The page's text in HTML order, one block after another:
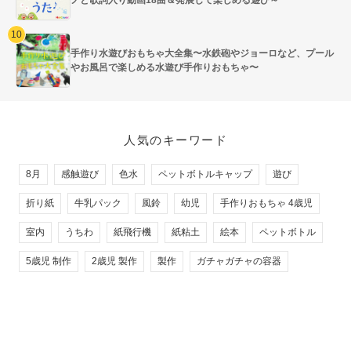
手作り水遊びおもちゃ大全集〜水鉄砲やジョーロなど、プール
やお風呂で楽しめる水遊び手作りおもちゃ〜
人気のキーワード
8月 感触遊び 色水 ペットボトルキャップ 遊び
折り紙 牛乳パック 風鈴 幼児 手作りおもちゃ 4歳児
室内 うちわ 紙飛行機 紙粘土 絵本 ペットボトル
5歳児 制作 2歳児 製作 製作 ガチャガチャの容器